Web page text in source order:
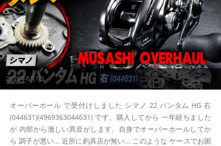
2026年6月1日
オーバーホール で受付けしました シマノ 22 バンタム HG 右
(044631)(4969363044631) です。購入してから 一年経ちました
が 内部から激しい異音がします。自身でオーバーホールしてか
ら 調子が悪い... 近所に釣具店が無い... このような ケースでお困